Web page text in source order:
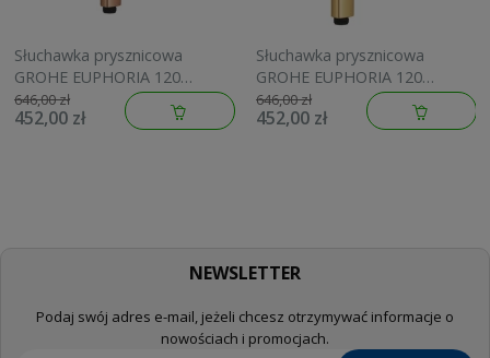
Słuchawka prysznicowa
GROHE EUPHORIA 120
brushed warm sunset
134883DL00
646,00 zł
452,00 zł
Słuchawka prysznicowa
GROHE EUPHORIA 120
brushed cool sunrise
134883GN00
646,00 zł
452,00 zł
NEWSLETTER
Podaj swój adres e-mail, jeżeli chcesz otrzymywać informacje o
nowościach i promocjach.